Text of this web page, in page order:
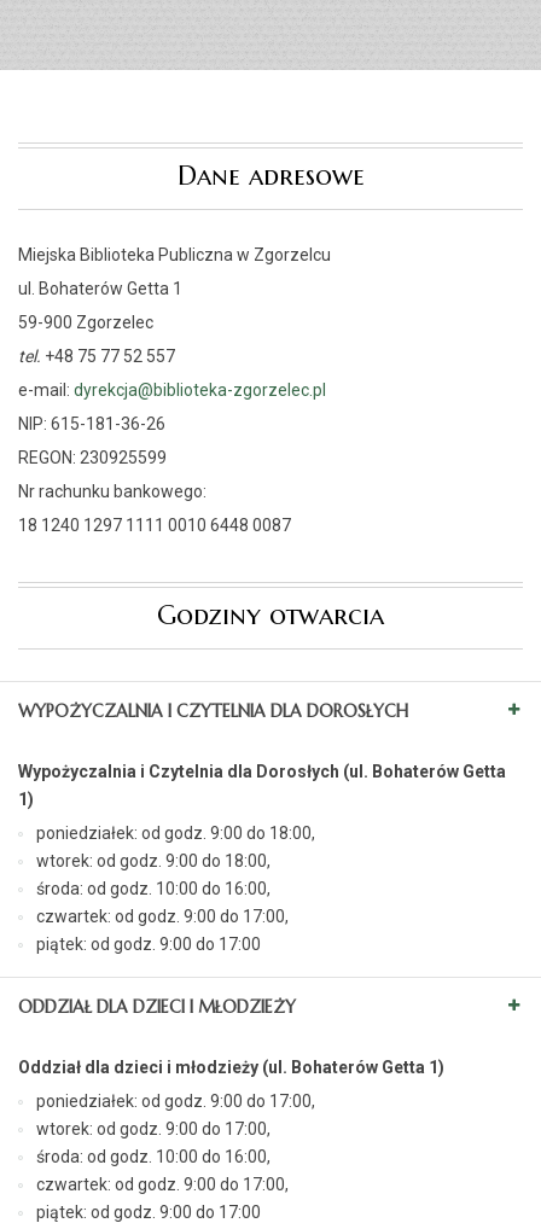
Dane adresowe
Miejska Biblioteka Publiczna w Zgorzelcu
ul. Bohaterów Getta 1
59-900 Zgorzelec
tel. +48 75 77 52 557
e-mail: dyrekcja@biblioteka-zgorzelec.pl
NIP: 615-181-36-26
REGON: 230925599
Nr rachunku bankowego:
18 1240 1297 1111 0010 6448 0087
Godziny otwarcia
WYPOŻYCZALNIA I CZYTELNIA DLA DOROSŁYCH
Wypożyczalnia i Czytelnia dla Dorosłych (ul. Bohaterów Getta
1)
poniedziałek: od godz. 9:00 do 18:00,
wtorek: od godz. 9:00 do 18:00,
środa: od godz. 10:00 do 16:00,
czwartek: od godz. 9:00 do 17:00,
piątek: od godz. 9:00 do 17:00
ODDZIAŁ DLA DZIECI I MŁODZIEŻY
Oddział dla dzieci i młodzieży (ul. Bohaterów Getta 1)
poniedziałek: od godz. 9:00 do 17:00,
wtorek: od godz. 9:00 do 17:00,
środa: od godz. 10:00 do 16:00,
czwartek: od godz. 9:00 do 17:00,
piątek: od godz. 9:00 do 17:00